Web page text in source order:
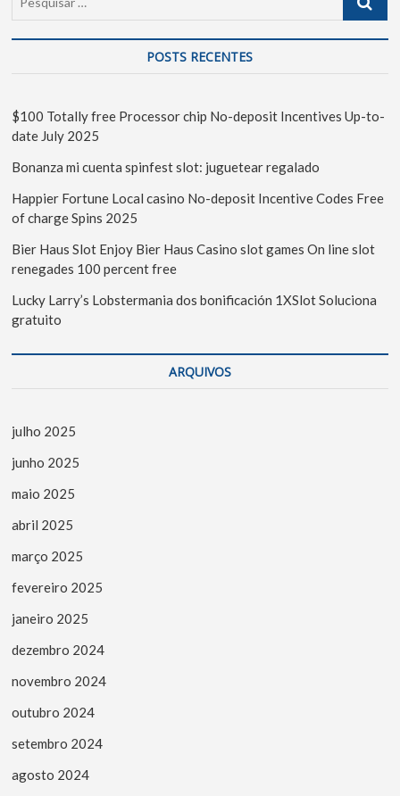
POSTS RECENTES
$100 Totally free Processor chip No-deposit Incentives Up-to-
date July 2025
Bonanza mi cuenta spinfest slot: juguetear regalado
Happier Fortune Local casino No-deposit Incentive Codes Free
of charge Spins 2025
Bier Haus Slot Enjoy Bier Haus Casino slot games On line slot
renegades 100 percent free
Lucky Larry’s Lobstermania dos bonificación 1XSlot Soluciona
gratuito
ARQUIVOS
julho 2025
junho 2025
maio 2025
abril 2025
março 2025
fevereiro 2025
janeiro 2025
dezembro 2024
novembro 2024
outubro 2024
setembro 2024
agosto 2024